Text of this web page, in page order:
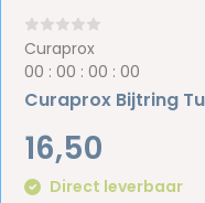
Curaprox
00 :00 :00 :00
Curaprox Bijtring
16,50
Direct leverbaar